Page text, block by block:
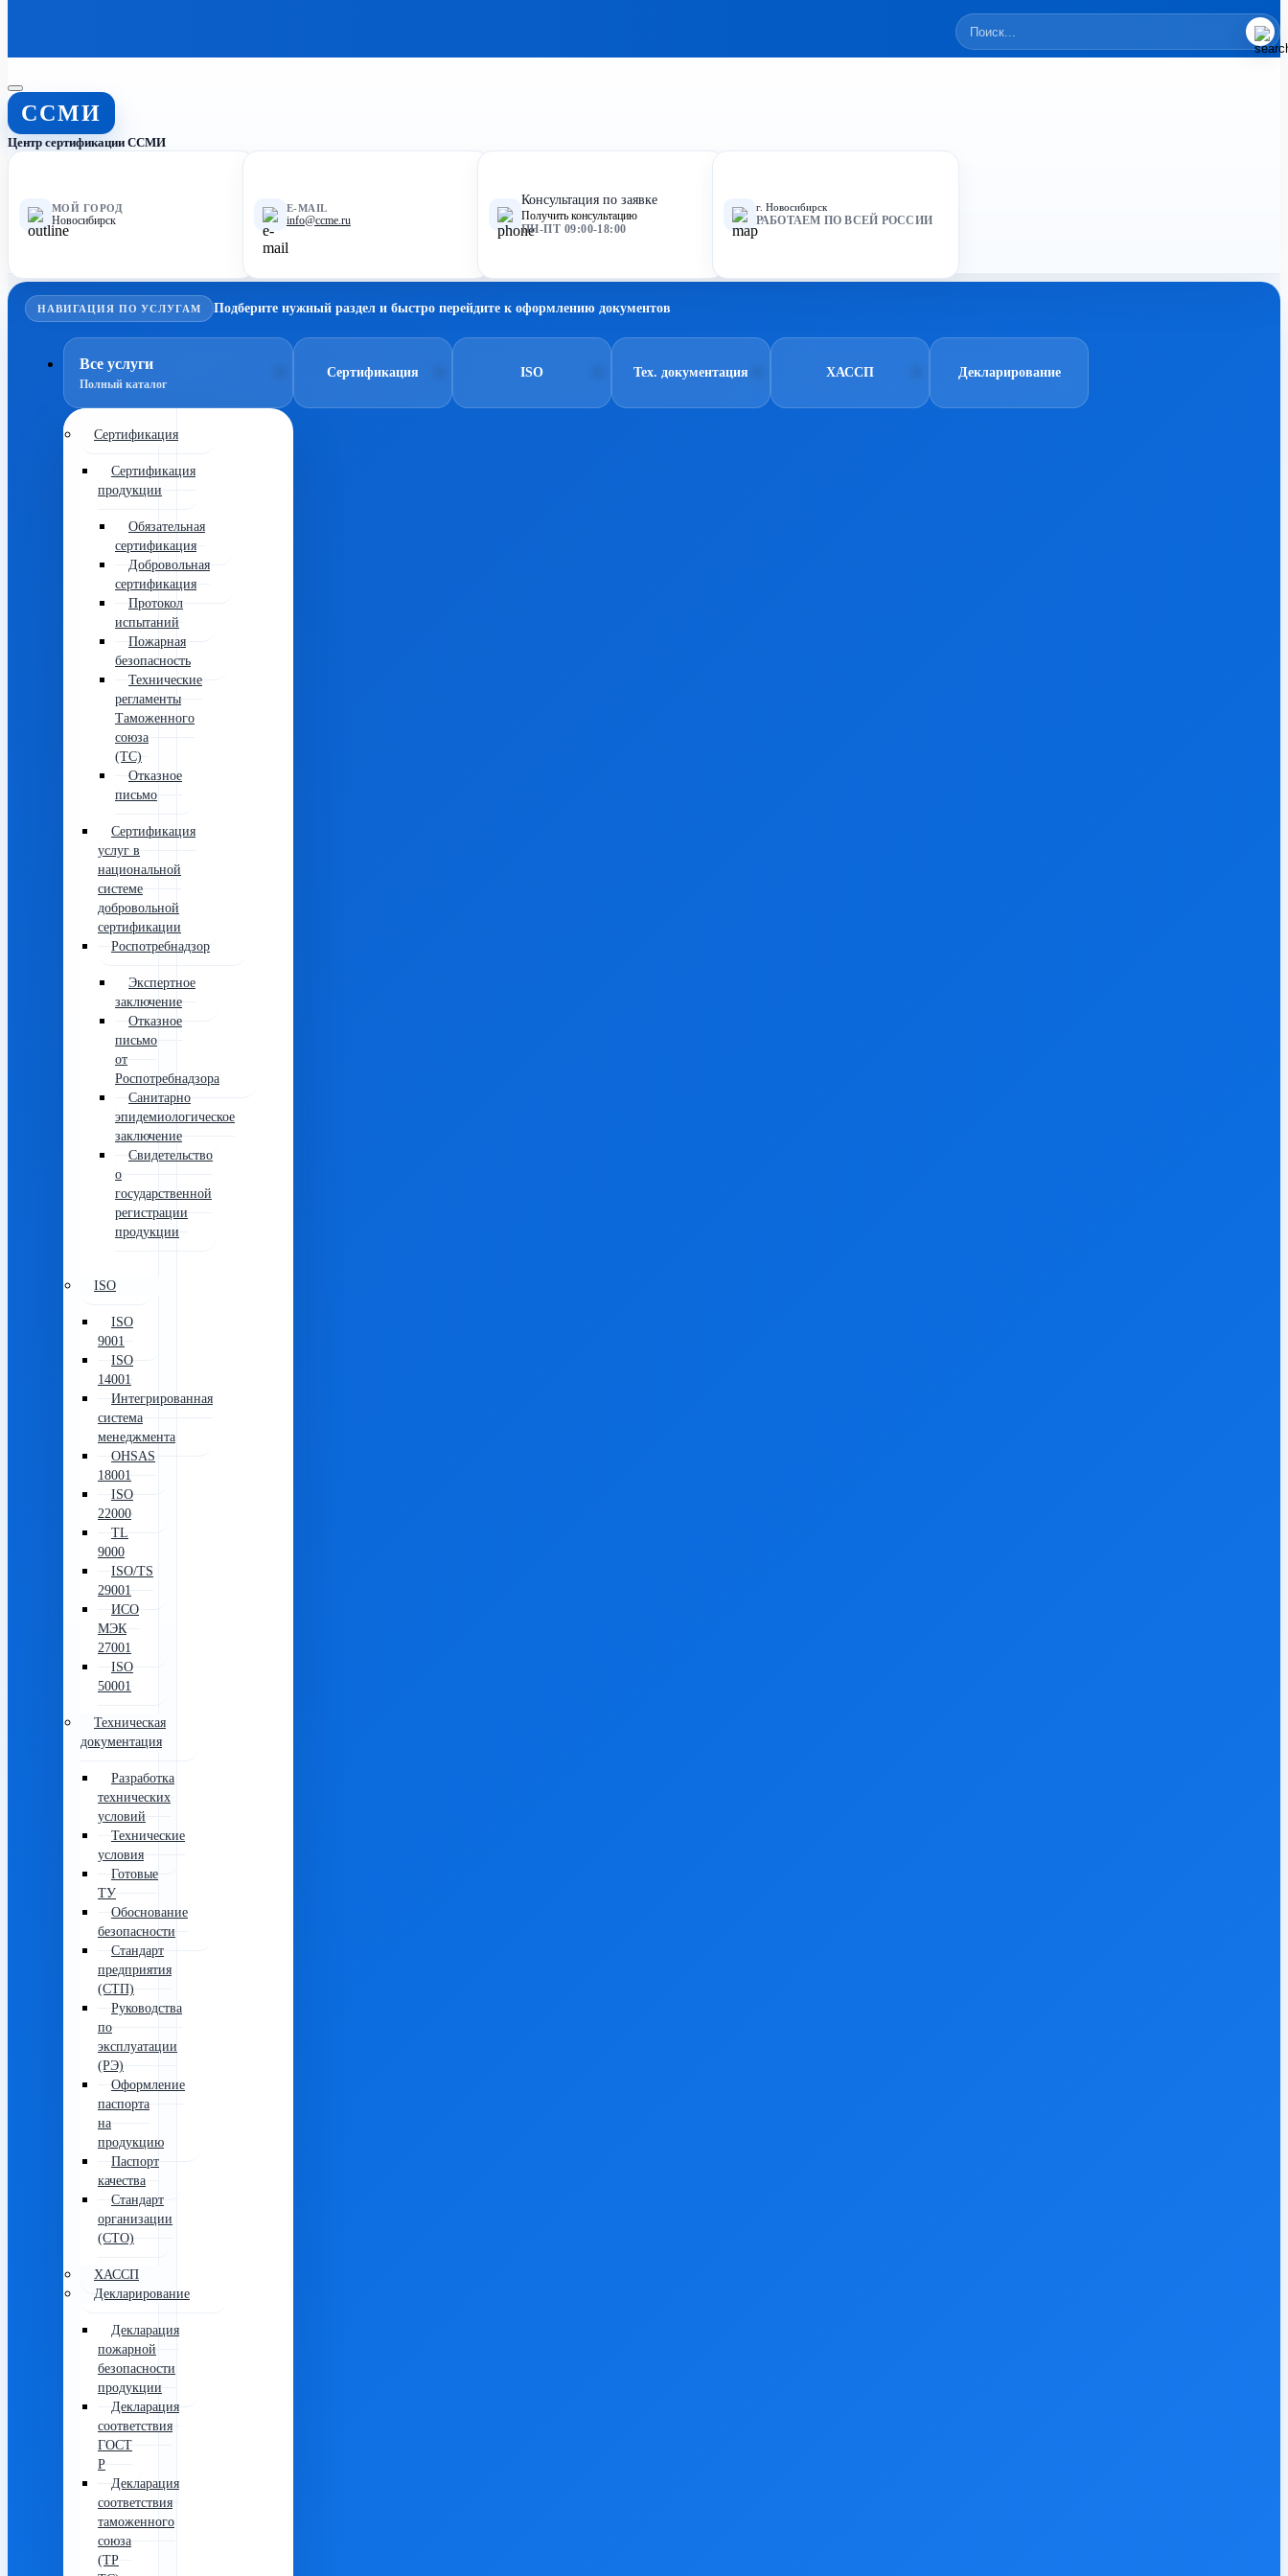
ССМИ
Центр сертификации ССМИ
МОЙ ГОРОД
Новосибирск
E-MAIL
info@ccme.ru
Консультация по заявке
Получить консультацию
ПН-ПТ 09:00-18:00
г. Новосибирск
РАБОТАЕМ ПО ВСЕЙ РОССИИ
НАВИГАЦИЯ ПО УСЛУГАМ Подберите нужный раздел и быстро перейдите к оформлению документов
Все услуги
Полный каталог
Сертификация
Сертификация
продукции
Обязательная
сертификация
Добровольная
сертификация
Протокол
испытаний
Пожарная
безопасность
Технические
регламенты
Таможенного
союза
(ТС)
Отказное
письмо
Сертификация
услуг в
национальной
системе
добровольной
сертификации
Роспотребнадзор
Экспертное
заключение
Отказное
письмо
от
Роспотребнадзора
Санитарно
эпидемиологическое
заключение
Свидетельство
о
государственной
регистрации
продукции
ISO
ISO
9001
ISO
14001
Интегрированная
система
менеджмента
OHSAS
18001
ISO
22000
TL
9000
ISO/TS
29001
ИСО
МЭК
27001
ISO
50001
Техническая
документация
Разработка
технических
условий
Технические
условия
Готовые
ТУ
Обоснование
безопасности
Стандарт
предприятия
(СТП)
Руководства
по
эксплуатации
(РЭ)
Оформление
паспорта
на
продукцию
Паспорт
качества
Стандарт
организации
(СТО)
ХАССП
Декларирование
Декларация
пожарной
безопасности
продукции
Декларация
соответствия
ГОСТ
Р
Декларация
соответствия
таможенного
союза
(ТР
Сертификация ISO Тех. документация ХАССП Декларирование